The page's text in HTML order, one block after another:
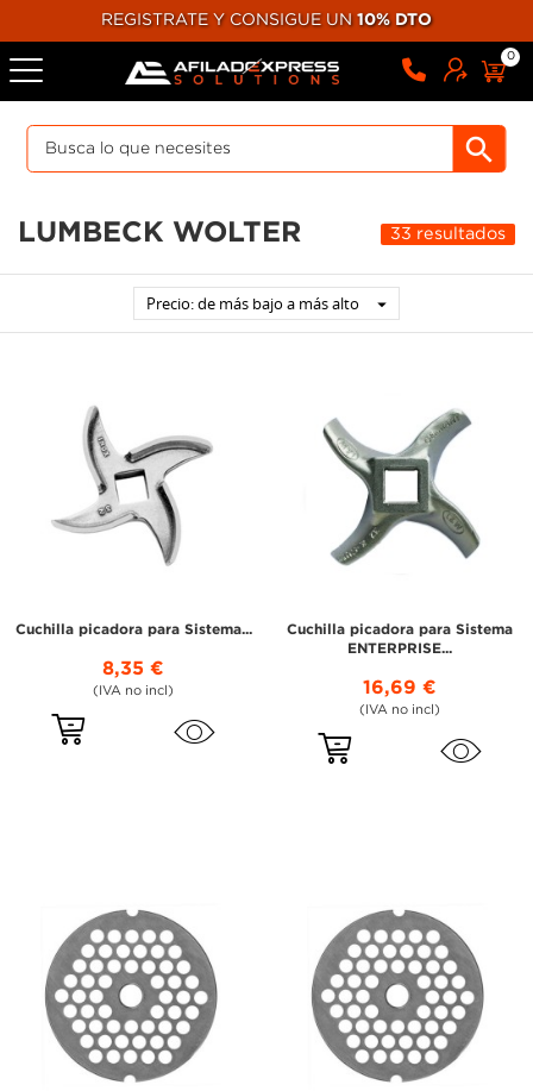
REGISTRATE Y CONSIGUE UN 10% DTO
0
LUMBECK WOLTER 33 resultados
Precio: de más bajo a más alto 
Cuchilla picadora para Sistema...
8,35 €
(IVA no incl)
Cuchilla picadora para Sistema
ENTERPRISE...
16,69 €
(IVA no incl)